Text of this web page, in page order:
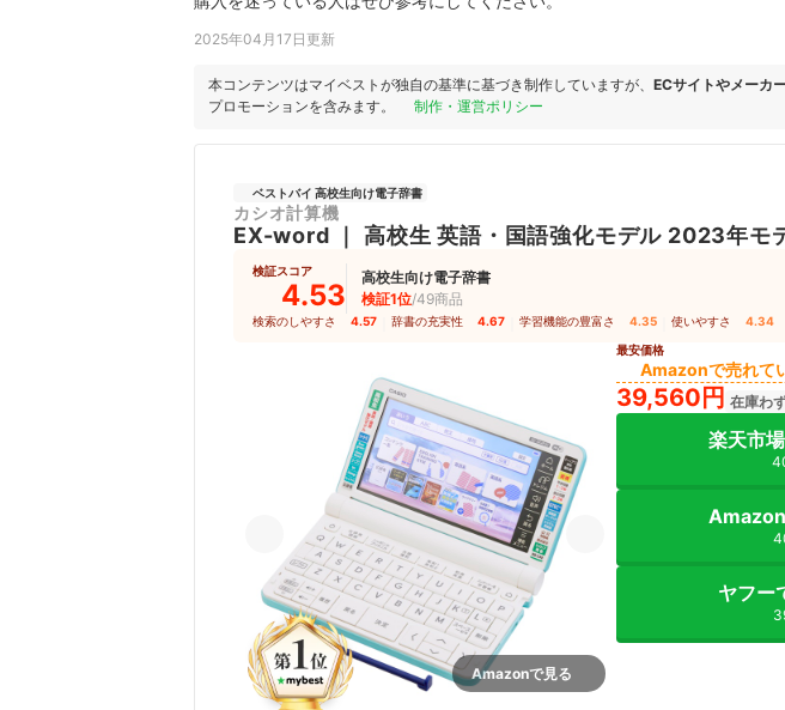
2025年04月17日更新
本コンテンツはマイベストが独自の基準に基づき制作していますが、 ECサイトやメーカ
プロモーションを含みます。
制作・運営ポリシー
ベストバイ 高校生向け電子辞書
カシオ計算機
EX-word ｜高校生 英語・国語強化モデル 2023年モ
検証スコア
4.53
高校生向け電子辞書
検証1位/49商品
検索のしやすさ 4.57 辞書の充実性 4.67 学習機能の豊富さ 4.35 使いやすさ 4.34
Amazonで見る
最安価格
Amazonで売れて
39,560円 在庫わ
楽天市
ヤフー